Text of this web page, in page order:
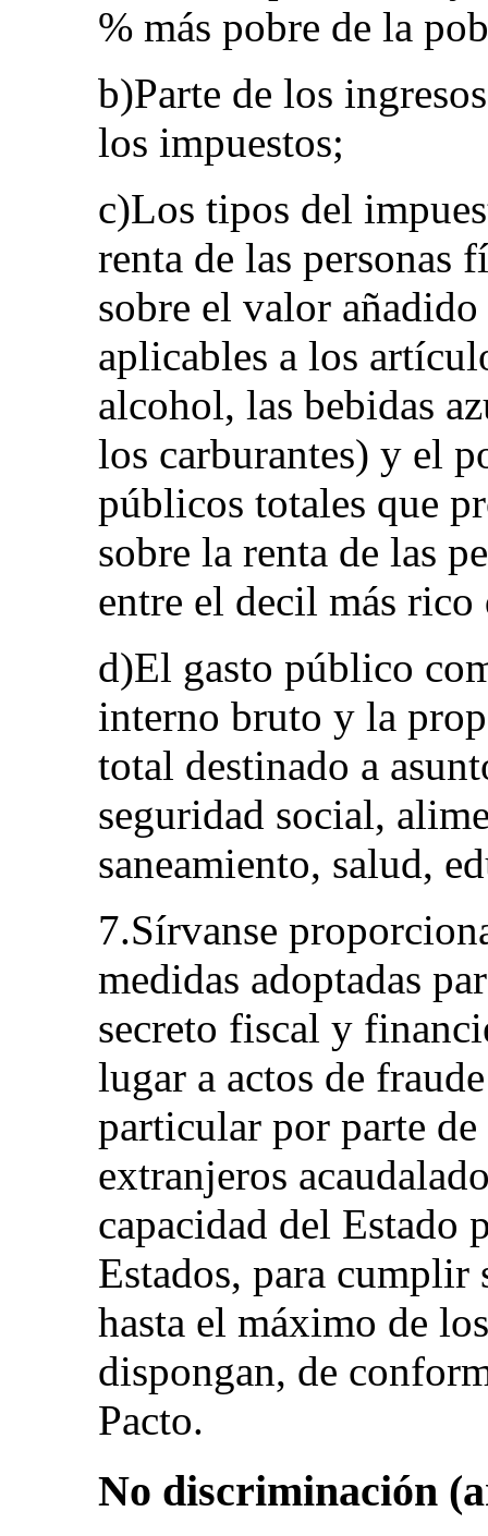
% más pobre de la
b)Parte de los
los impuestos;
c)Los tipos del
renta de las personas
sobre el valor
aplicables a los
alcohol, las bebidas
los carburantes) y el
públicos totales que
sobre la renta de las
entre el decil más
d)El gasto público
interno bruto y la
total destinado a
seguridad social,
saneamiento, salud,
7.Sírvanse
medidas adoptadas
secreto fiscal y
lugar a actos de
particular por parte
extranjeros
capacidad del Estado
Estados, para
hasta el máximo de
dispongan, de
Pacto.
No discriminación